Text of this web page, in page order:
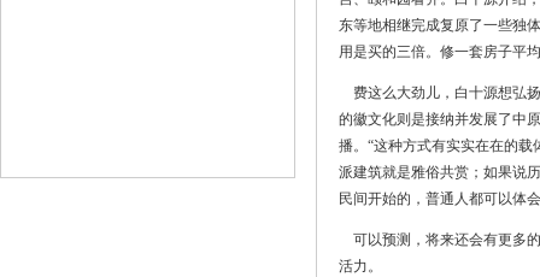
东等地相继完成复原了一些独
用是买的三倍。修一套房子平
费这么大劲儿，白十源想弘
的徽文化则是接纳并发展了中
播。“这种方式有实实在在的
派建筑就是雅俗共赏；如果说
民间开始的，普通人都可以体
可以预测，将来还会有更多
活力。